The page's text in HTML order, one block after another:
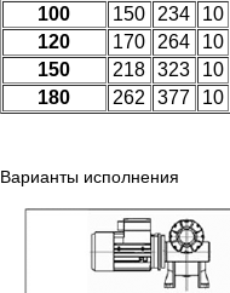
100
150 234
10
120
170 264
10
150
218 323
10
180
262 377 10
Варианты исполнения